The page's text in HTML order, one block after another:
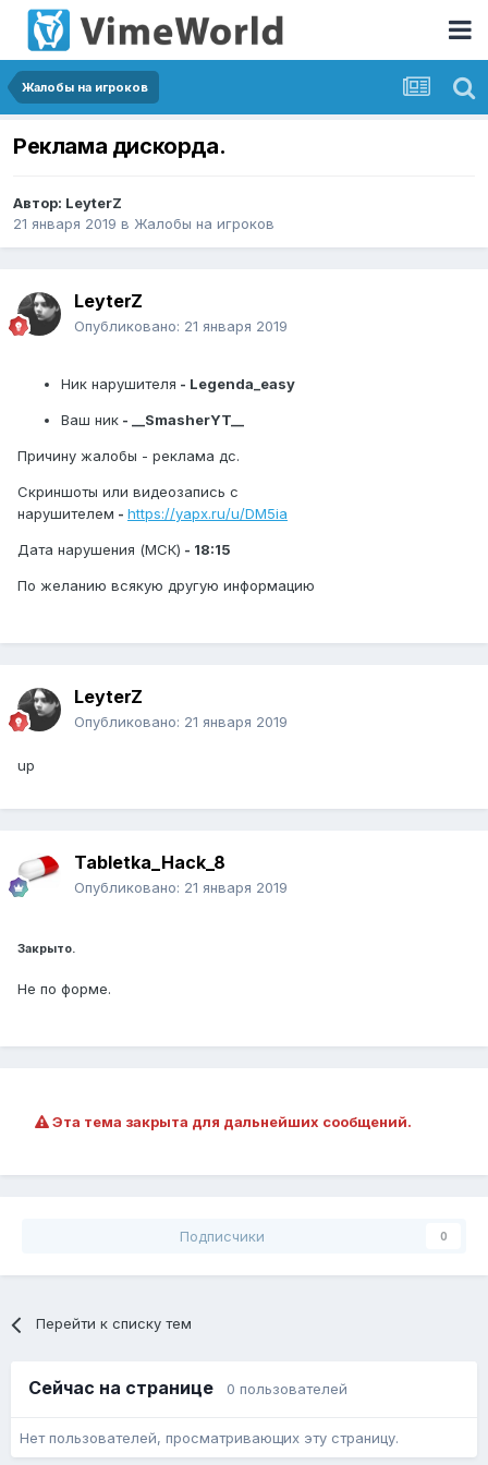
Жалобы на игроков
Реклама дискорда.
Автор: LeyterZ
21 января 2019 в Жалобы на игроков
LeyterZ
Опубликовано: 21 января 2019
Ник нарушителя - Legenda_easy
Ваш ник - __SmasherYT__
Причину жалобы - реклама дс.
Скриншоты или видеозапись с
нарушителем - https://yapx.ru/u/DM5ia
Дата нарушения (МСК) - 18:15
По желанию всякую другую информацию
LeyterZ
Опубликовано: 21 января 2019
up
Tabletka_Hack_8
Опубликовано: 21 января 2019
Закрыто.
Не по форме.
Эта тема закрыта для дальнейших сообщений.
Подписчики 0
Перейти к списку тем
Сейчас на странице 0 пользователей
Нет пользователей, просматривающих эту страницу.